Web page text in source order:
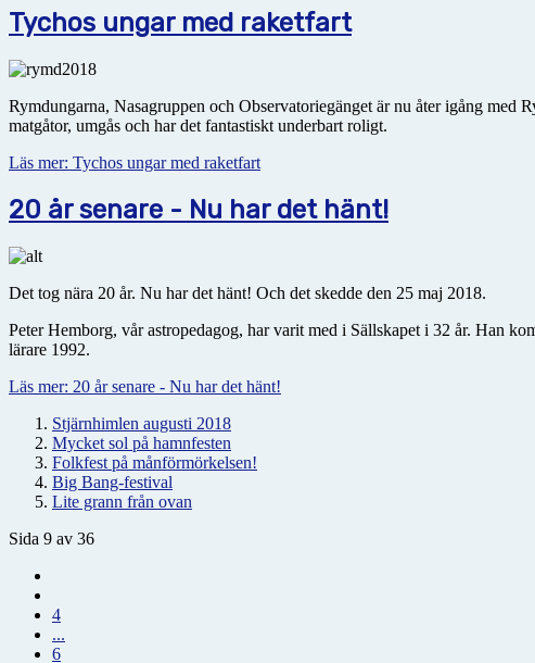
Tychos ungar med raketfart
Rymdungarna, Nasagruppen och Observatoriegänget är nu åter igång med
matgåtor, umgås och har det fantastiskt underbart roligt.
Läs mer: Tychos ungar med raketfart
20 år senare - Nu har det hänt!
Det tog nära 20 år. Nu har det hänt! Och det skedde den 25 maj 2018.
Peter Hemborg, vår astropedagog, har varit med i Sällskapet i 32 år. Han
lärare 1992.
Läs mer: 20 år senare - Nu har det hänt!
Stjärnhimlen augusti 2018
Mycket sol på hamnfesten
Folkfest på månförmörkelsen!
Big Bang-festival
Lite grann från ovan
Sida 9 av 36
4
...
6